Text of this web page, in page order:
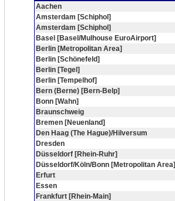
Aachen
Amsterdam [Schiphol]
Amsterdam [Schiphol]
Basel [Basel/Mulhouse EuroAirport]
Berlin [Metropolitan Area]
Berlin [Schönefeld]
Berlin [Tegel]
Berlin [Tempelhof]
Bern (Berne) [Bern-Belp]
Bonn [Wahn]
Braunschweig
Bremen [Neuenland]
Den Haag (The Hague)/Hilversum
Dresden
Düsseldorf [Rhein-Ruhr]
Düsseldorf/Köln/Bonn [Metropolitan Area]
Erfurt
Essen
Frankfurt [Rhein-Main]